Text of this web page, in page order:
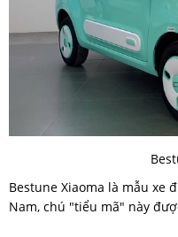
Bestune Xiaoma là mẫu xe
Nam, chú "tiểu mã" này